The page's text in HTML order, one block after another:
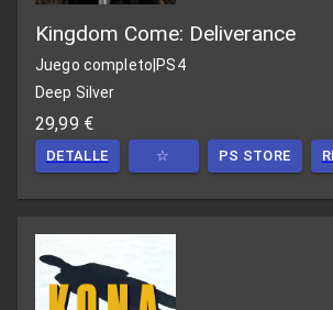
Kingdom Come: Deliverance
Juego completo PS4
Deep Silver
29,99 €
DETALLE ☆ PS STORE